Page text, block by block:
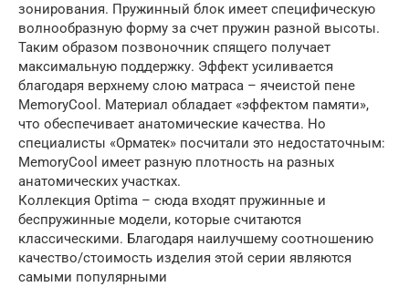
зонирования. Пружинный блок имеет специфическую
волнообразную форму за счет пружин разной высоты.
Таким образом позвоночник спящего получает
максимальную поддержку. Эффект усиливается
благодаря верхнему слою матраса – ячеистой пене
MemoryCool. Материал обладает «эффектом памяти»,
что обеспечивает анатомические качества. Но
специалисты «Орматек» посчитали это недостаточным:
MemoryCool имеет разную плотность на разных
анатомических участках.
Коллекция Optima – сюда входят пружинные и
беспружинные модели, которые считаются
классическими. Благодаря наилучшему соотношению
качество/стоимость изделия этой серии являются
самыми популярными